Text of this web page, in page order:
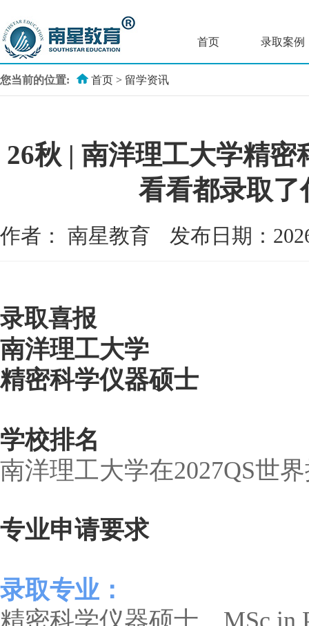
首页 录取案例
您当前的位置: 首页 > 留学资讯
26秋 | 南洋理工大学精
看看都录取
作者： 南星教育 发布日期：
录取喜报
南洋理工大学
精密科学仪器硕士
学校排名
南洋理工大学在2027QS世
专业申请要求
录取专业：
精密科学仪器硕士 MSc in